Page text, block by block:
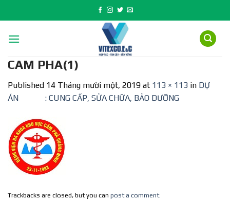
to
CAM PHA(1)
Published 14 Tháng mười một, 2019 at 113 × 113 in DỰ
ÁN : CUNG CẤP, SỬA CHỮA, BẢO DƯỠNG
Trackbacks are closed, but you can post a comment.